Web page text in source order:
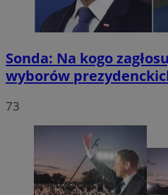
Sonda: Na kogo
wyborów
73